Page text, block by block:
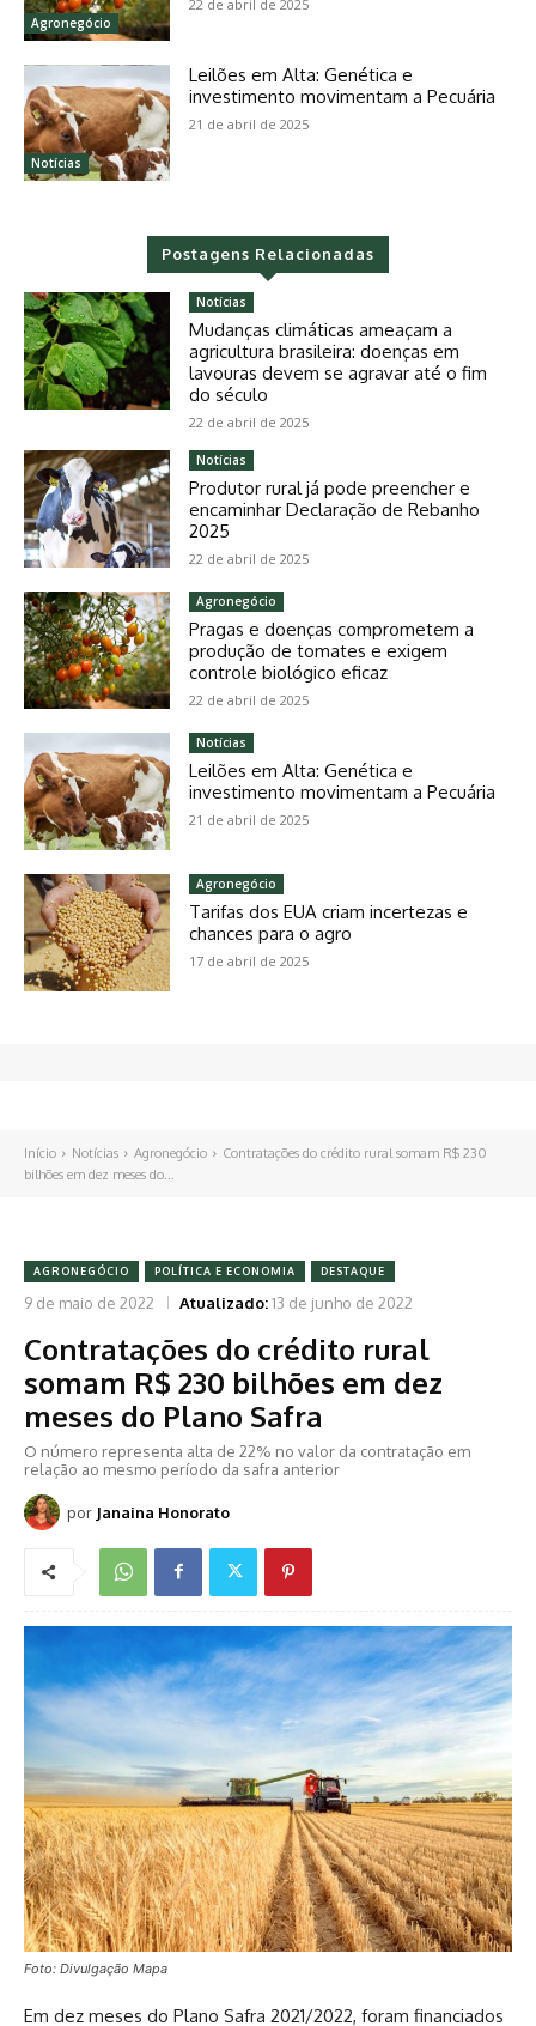
Agronegócio
22 de abril de 2025
Notícias
Leilões em Alta: Genética e
investimento movimentam a Pecuária
21 de abril de 2025
Postagens Relacionadas
Notícias
Mudanças climáticas ameaçam a
agricultura brasileira: doenças em
lavouras devem se agravar até o fim
do século
22 de abril de 2025
Notícias
Produtor rural já pode preencher e
encaminhar Declaração de Rebanho
2025
22 de abril de 2025
Agronegócio
Pragas e doenças comprometem a
produção de tomates e exigem
controle biológico eficaz
22 de abril de 2025
Notícias
Leilões em Alta: Genética e
investimento movimentam a Pecuária
21 de abril de 2025
Agronegócio
Tarifas dos EUA criam incertezas e
chances para o agro
17 de abril de 2025